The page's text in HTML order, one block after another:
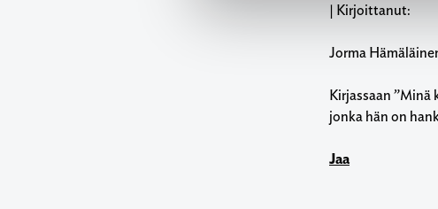
| Kirjoittanut:
Jorma
Kirjassaan
jonka hän on
Jaa